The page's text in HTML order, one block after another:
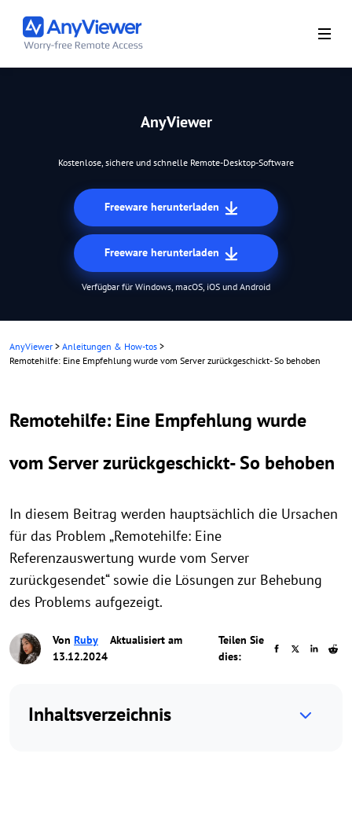
AnyViewer
Kostenlose, sichere und schnelle Remote-Desktop-Software
Freeware herunterladen
Freeware herunterladen
Verfügbar für Windows, macOS, iOS und Android
AnyViewer > Anleitungen & How-tos >
Remotehilfe: Eine Empfehlung wurde vom Server zurückgeschickt- So behoben
Remotehilfe: Eine Empfehlung wurde
vom Server zurückgeschickt- So behoben
In diesem Beitrag werden hauptsächlich die Ursachen
für das Problem „Remotehilfe: Eine
Referenzauswertung wurde vom Server
zurückgesendet“ sowie die Lösungen zur Behebung
des Problems aufgezeigt.
Von Ruby
Aktualisiert am
13.12.2024
Teilen Sie
dies:
Inhaltsverzeichnis